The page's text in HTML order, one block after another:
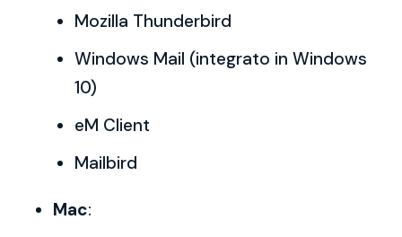
Mozilla Thunderbird
Windows Mail (integrato in Windows
10)
eM Client
Mailbird
Mac: